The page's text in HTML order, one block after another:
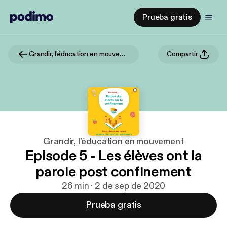
Prueba gratis
Grandir, l’éducation en mouvement Compartir
Grandir, l’éducation en mouvement
Episode 5 - Les élèves ont la
parole post confinement
26 min · 2 de sep de 2020
Prueba gratis